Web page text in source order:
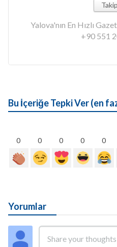
Yalova'nın En Hızlı
+90 551
Bu İçeriğe Tepki Ver (en
0 0 0 0 0
Yorumlar